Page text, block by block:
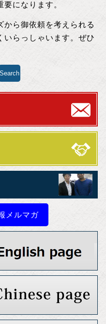
になります。
から御依頼を考えられる
いらっしゃいます。ぜひ
メルマガ